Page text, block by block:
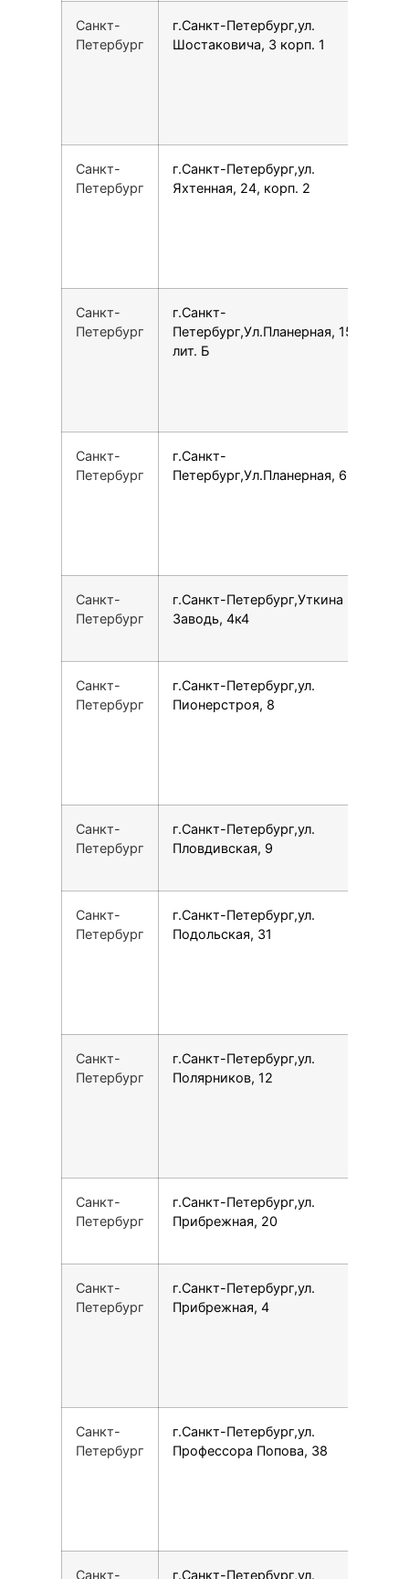
Санкт-
Петербург
г.Санкт-Петербург,ул.
Шостаковича, 3 корп. 1
Санкт-
Петербург
г.Санкт-Петербург,ул.
Яхтенная, 24, корп. 2
Санкт-
Петербург
г.Санкт-
Петербург,Ул.Планерная, 15
лит. Б
Санкт-
Петербург
г.Санкт-
Петербург,Ул.Планерная, 63/1
Санкт-
Петербург
г.Санкт-Петербург,Уткина
Заводь, 4к4
Санкт-
Петербург
г.Санкт-Петербург,ул.
Пионерстроя, 8
Санкт-
Петербург
г.Санкт-Петербург,ул.
Пловдивская, 9
Санкт-
Петербург
г.Санкт-Петербург,ул.
Подольская, 31
Санкт-
Петербург
г.Санкт-Петербург,ул.
Полярников, 12
Санкт-
Петербург
г.Санкт-Петербург,ул.
Прибрежная, 20
Санкт-
Петербург
г.Санкт-Петербург,ул.
Прибрежная, 4
Санкт-
Петербург
г.Санкт-Петербург,ул.
Профессора Попова, 38
Санкт- г.Санкт-Петербург,ул.